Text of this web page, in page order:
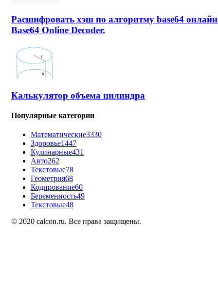
Расшифровать хэш по алгоритму base64
Base64 Online Decoder.
Калькулятор объема цилиндра
Популярные категории
Математические3330
Здоровье1447
Кулинарные431
Авто262
Текстовые78
Геометрия68
Кодирование60
Беременность49
Текстовые48
© 2020 calcon.ru. Все права защищены.